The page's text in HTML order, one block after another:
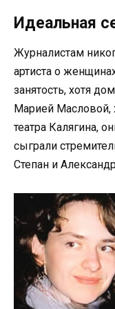
Идеальная
Журналистам
артиста о
занятость, хотя
Марией
театра Калягина,
сыграли
Степан и